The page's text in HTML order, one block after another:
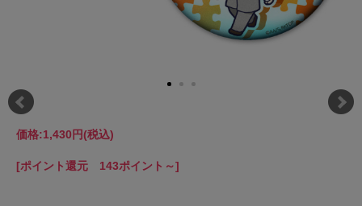
価格:1,430円(税込)
[ポイント還元 143ポイント～]